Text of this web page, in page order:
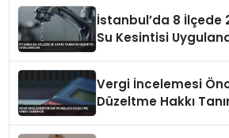
İstanbul’da 8 İlçede
Su Kesintisi
Vergi İncelemesi
Düzeltme Hakkı